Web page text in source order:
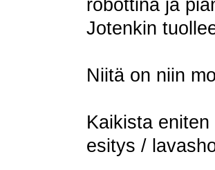
robottina ja
Jotenkin
Niitä on niin
Kaikista
esitys /